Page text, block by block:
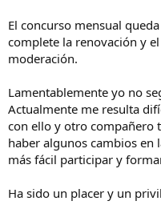
l
t
e
a
o
El concurso mensual queda
complete la renovación y
moderación.
Lamentablemente yo no
Actualmente me resulta
con ello y otro compañero
haber algunos cambios en
más fácil participar y
Ha sido un placer y un